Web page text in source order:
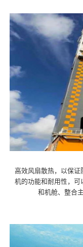
高效风扇散热，以保
机的功能和耐用性，
和机舱、整合